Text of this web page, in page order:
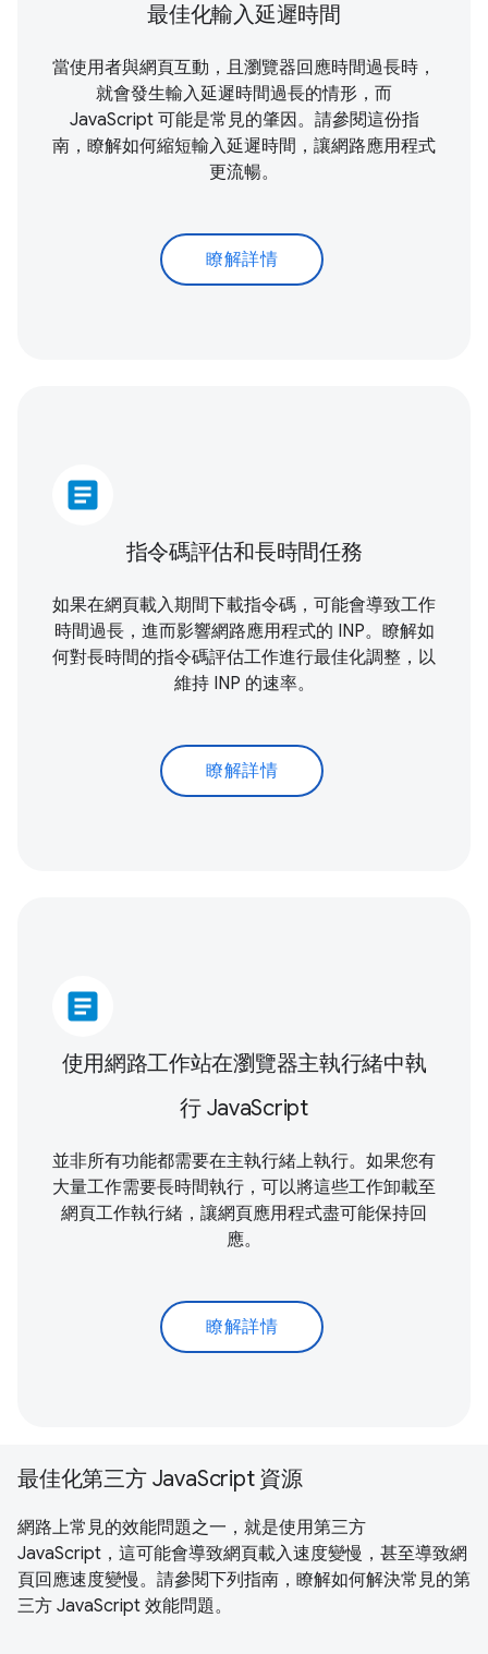
最佳化輸入延遲時間
當使用者與網頁互動，且瀏覽器回應時間過長時，
就會發生輸入延遲時間過長的情形，而
JavaScript 可能是常見的肇因。請參閱這份指
南，瞭解如何縮短輸入延遲時間，讓網路應用程式
更流暢。
瞭解詳情
article
指令碼評估和長時間任務
如果在網頁載入期間下載指令碼，可能會導致工作
時間過長，進而影響網路應用程式的 INP。瞭解如
何對長時間的指令碼評估工作進行最佳化調整，以
維持 INP 的速率。
瞭解詳情
article
使用網路工作站在瀏覽器主執行緒中執
行 JavaScript
並非所有功能都需要在主執行緒上執行。如果您有
大量工作需要長時間執行，可以將這些工作卸載至
網頁工作執行緒，讓網頁應用程式盡可能保持回
應。
瞭解詳情
最佳化第三方 JavaScript 資源
網路上常見的效能問題之一，就是使用第三方
JavaScript，這可能會導致網頁載入速度變慢，甚至導致網
頁回應速度變慢。請參閱下列指南，瞭解如何解決常見的第
三方 JavaScript 效能問題。